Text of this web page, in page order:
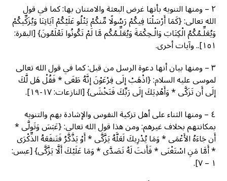
٢ – ومنها التنويه بأنها غرض البعثة والامتنان بها: كما في قول
الله تعالى: {كَمَا أَرْسَلْنَا فِيكُمْ رَسُولًا مِّنكُمْ يَتْلُو عَلَيْكُمْ آيَاتِنَا وَيُزَكِّيكُمْ
وَيُعَلِّـمُكُمُ الْكِتَابَ وَالْـحِكْمَةَ وَيُعَلِّـمُكُم مَّا لَمْ تَكُونُوا تَعْلَمُونَ} [البقرة:
١٥١].. وآيات أخرى.
٣ – ومنها بيان أنها دعوة الرسل من قبل: كما في قول الله تعالى
لموسى عليه السلام: {اذْهَبْ إلَى فِرْعَوْنَ إنَّهُ طَغَى * فَقُلْ هَل لَّكَ
إلَى أَن تَزَكَّى * وَأَهْدِيَكَ إلَى رَبِّكَ فَتَخْشَى} [النازعات: ١٧-١٩].
٤ – ومنها الثناء على أهل تزكية النفوس والإشادة بهم والتنويه
بمكانتهم بخلاف غيرهم: ومن هذا قول الله تعالى: {عَبَسَ وَتَولَّى *
أَن جَاءَهُ الأَعْمَى * وَمَا يُدْرِيكَ لَعَلَّهُ يَزَّكَّى * أَوْ يَذَّكَّرُ فَتَنفَعَهُ الذِّكْرَى
* أَمَّا مَنِ اسْتَغْنَى * فَأَنتَ لَهُ تَصَدَّى * وَمَا عَلَيْكَ أَلَّا يَزَّكَّى} [عبس:
١ – ٧].